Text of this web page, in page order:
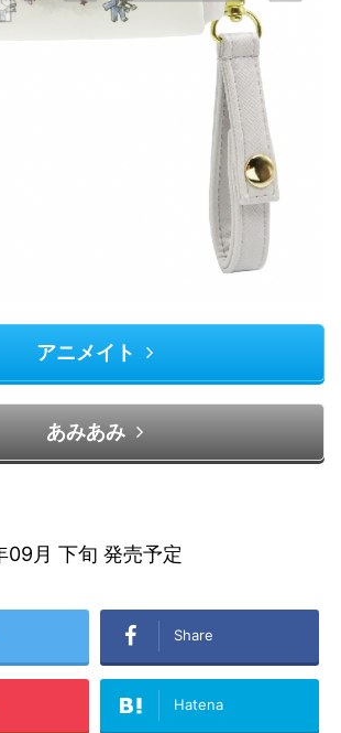
アニメイト
あみあみ
09月 下旬 発売予定
Share
Hatena